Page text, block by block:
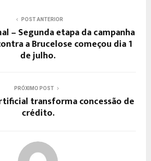
POST ANTERIOR
– Segunda etapa da campanha
a Brucelose começou dia 1º
de julho.
PRÓXIMO POST
transforma concessão de
crédito.